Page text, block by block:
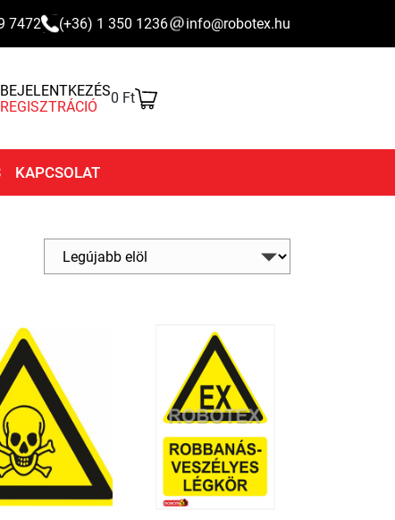
7472 (+36) 1 350 1236 info@robotex.hu
BEJELENTKEZÉS
REGISZTRÁCIÓ
0 Ft
KAPCSOLAT